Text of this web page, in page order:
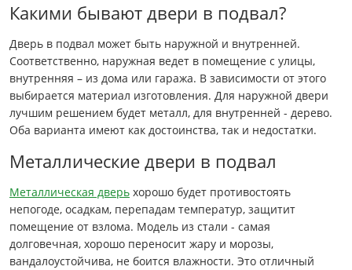
Какими бывают двери в подвал?
Дверь в подвал может быть наружной и внутренней.
Соответственно, наружная ведет в помещение с улицы,
внутренняя – из дома или гаража. В зависимости от этого
выбирается материал изготовления. Для наружной двери
лучшим решением будет металл, для внутренней - дерево.
Оба варианта имеют как достоинства, так и недостатки.
Металлические двери в подвал
Металлическая дверь хорошо будет противостоять
непогоде, осадкам, перепадам температур, защитит
помещение от взлома. Модель из стали - самая
долговечная, хорошо переносит жару и морозы,
вандалоустойчива, не боится влажности. Это отличный